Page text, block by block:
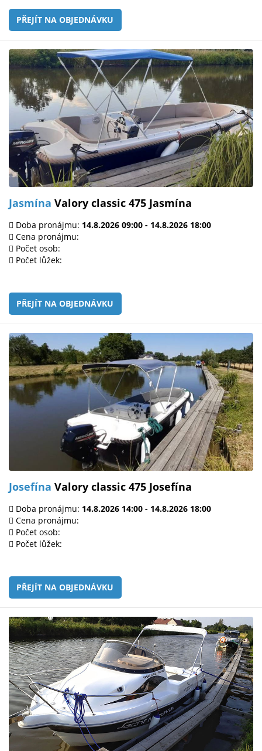
PŘEJÍT NA OBJEDNÁVKU
Jasmína Valory classic 475 Jasmína
Doba pronájmu: 14.8.2026 09:00 - 14.8.2026 18:00
Cena pronájmu:
Počet osob:
Počet lůžek:
PŘEJÍT NA OBJEDNÁVKU
Josefína Valory classic 475 Josefína
Doba pronájmu: 14.8.2026 14:00 - 14.8.2026 18:00
Cena pronájmu:
Počet osob:
Počet lůžek:
PŘEJÍT NA OBJEDNÁVKU